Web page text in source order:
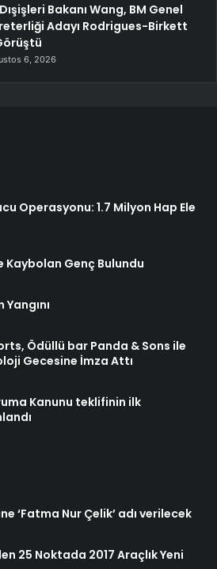
Bakanı Wang, BM Genel
Adayı Rodrigues-Birkett
6, 2026
Operasyonu: 1.7 Milyon Hap Ele
Kaybolan Genç Bulundu
Ödüllü bar Panda & Sons ile
Gecesine İmza Attı
Kanunu teklifinin ilk
‘Fatma Nur Çelik’ adı verilecek
25 Noktada 2017 Araçlık Yeni